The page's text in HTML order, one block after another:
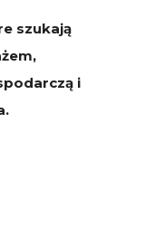
szukają
i